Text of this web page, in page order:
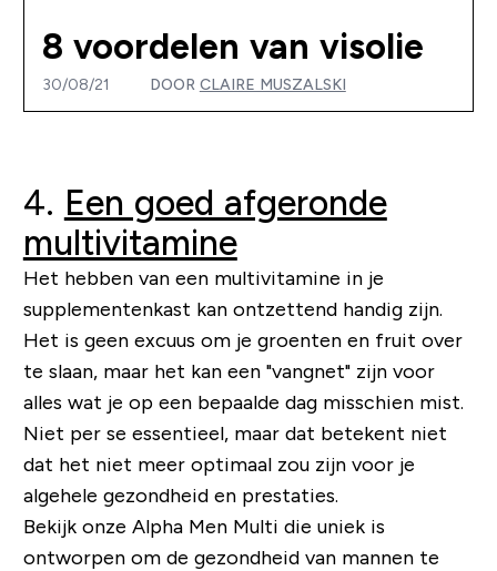
8 voordelen van visolie
30/08/21 DOOR CLAIRE MUSZALSKI
4. Een goed afgeronde
multivitamine
Het hebben van een multivitamine in je
supplementenkast kan ontzettend handig zijn.
Het is geen excuus om je groenten en fruit over
te slaan, maar het kan een "vangnet" zijn voor
alles wat je op een bepaalde dag misschien mist.
Niet per se essentieel, maar dat betekent niet
dat het niet meer optimaal zou zijn voor je
algehele gezondheid en prestaties.
Bekijk onze Alpha Men Multi die uniek is
ontworpen om de gezondheid van mannen te